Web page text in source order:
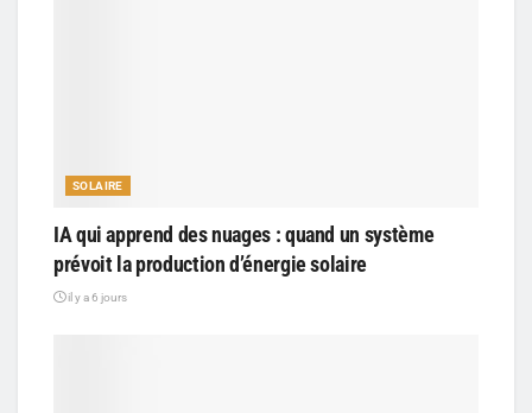
SOLAIRE
IA qui apprend des nuages : quand un système
prévoit la production d’énergie solaire
il y a 6 jours